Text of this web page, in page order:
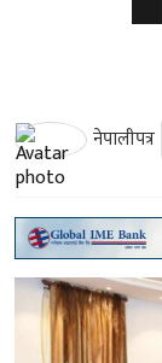
नेपालीपत्र